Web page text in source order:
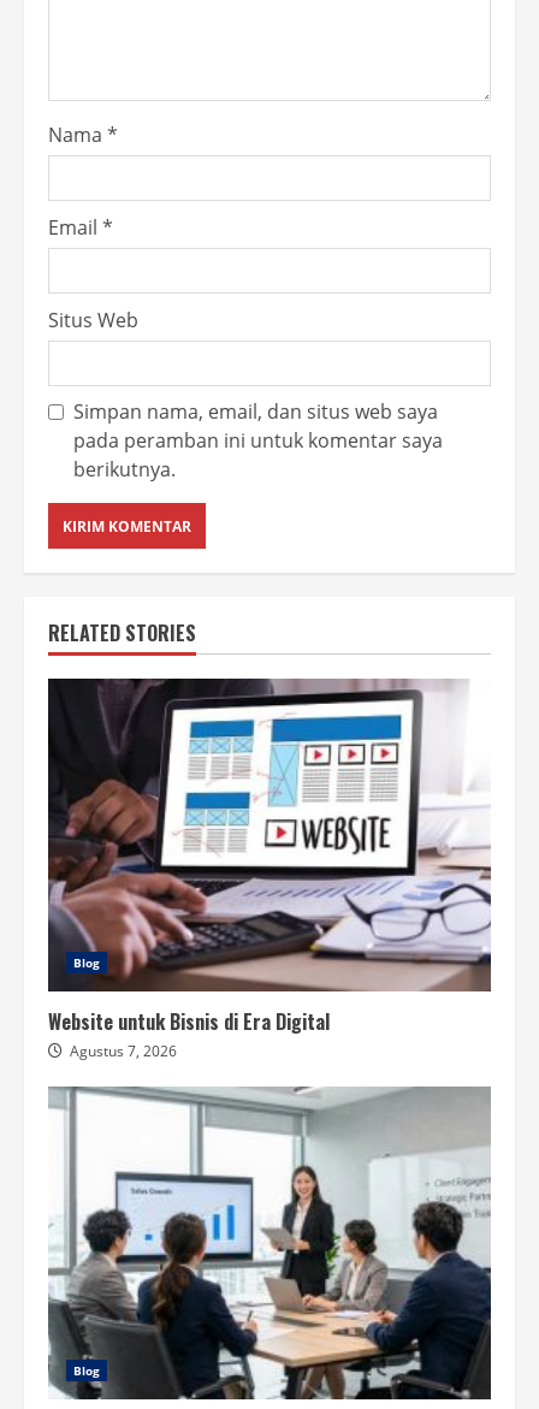
Nama *
Email *
Situs Web
Simpan nama, email, dan situs web saya
pada peramban ini untuk komentar saya
berikutnya.
RELATED STORIES
Blog
Website untuk Bisnis di Era Digital
Agustus 7, 2026
Blog